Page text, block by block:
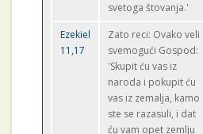
svetoga štovanja.'
Ezekiel
11,17
Zato reci: Ovako veli
svemogući Gospod:
'Skupit ću vas iz
naroda i pokupit ću
vas iz zemalja, kamo
ste se razasuli, i dat
ću vam opet zemlju